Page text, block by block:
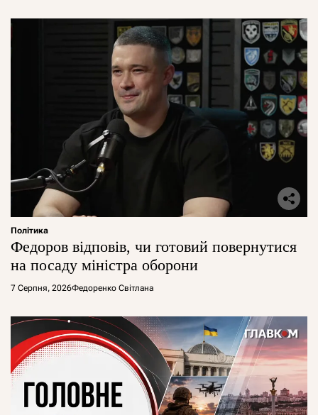
Політика
Федоров відповів, чи готовий повернутися
на посаду міністра оборони
7 Серпня, 2026Федоренко Світлана